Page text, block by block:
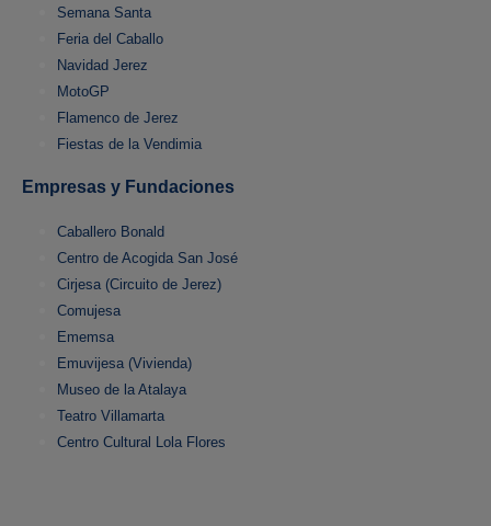
Semana Santa
Feria del Caballo
Navidad Jerez
MotoGP
Flamenco de Jerez
Fiestas de la Vendimia
Empresas y Fundaciones
Caballero Bonald
Centro de Acogida San José
Cirjesa (Circuito de Jerez)
Comujesa
Ememsa
Emuvijesa (Vivienda)
Museo de la Atalaya
Teatro Villamarta
Centro Cultural Lola Flores